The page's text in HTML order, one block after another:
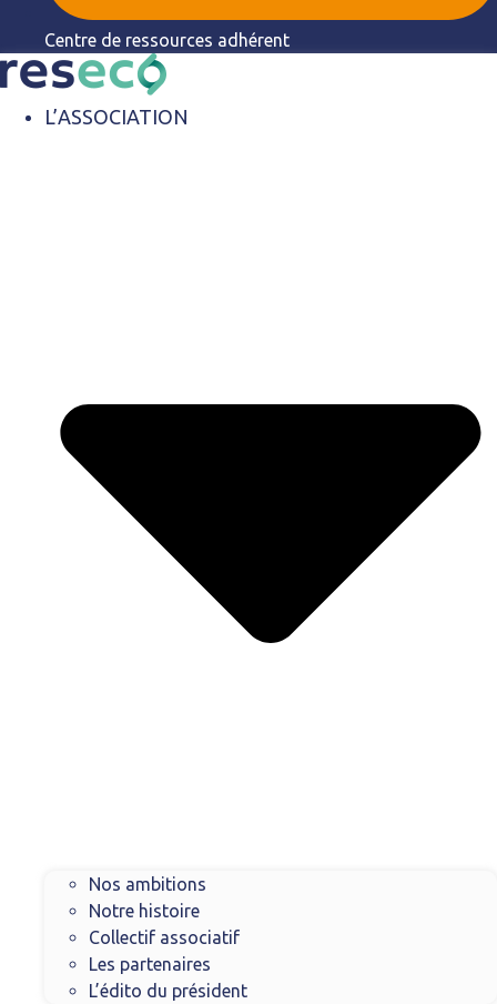
Centre de ressources adhérent
L’ASSOCIATION
Nos ambitions
Notre histoire
Collectif associatif
Les partenaires
L’édito du président